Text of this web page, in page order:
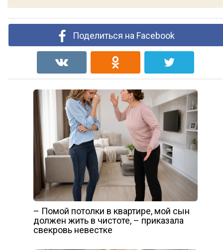
Поделиться на Facebook
– Помой потолки в квартире, мой сын
должен жить в чистоте, – приказала
свекровь невестке